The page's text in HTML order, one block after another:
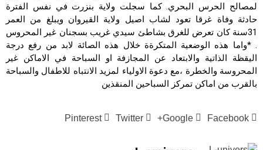
لمصالح الحرس البحري. كما سجلت ولاية بنزرت في نفس الفترة
حادثة وفاة غرقا تعود لشاب اصيل ولاية القيروان ويبلغ من العمر
31سنة كان تعرض للغرق بشاطئ سيدي غريب بسجنان غير المحروس
. *واما هذه الوضعية المتكرةة خلال هذه الصائة لابد من رفع درجة
اليقظة الذاتية والابتعاد عن المجازفة او السباحة في الاماكن غير
المحروسة والخطرة ،مع دعوة الاولياء لمزيد الانتباه للاطفال والسباحة
بالقرب من اماكن تمركز السباحين المنقذين
Facebook
Google+
Twitter
Pinterest